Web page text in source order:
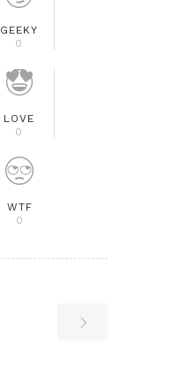
GEEKY
0
LOVE
0
WTF
0